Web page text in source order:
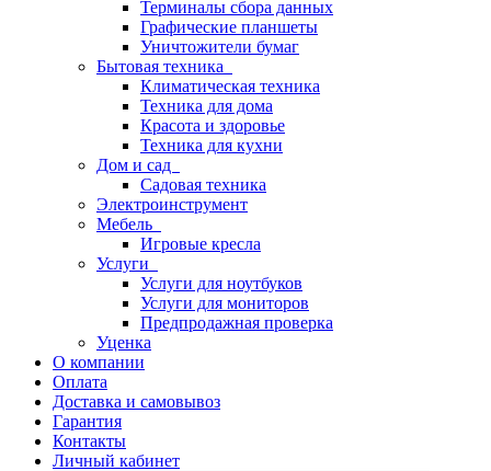
Терминалы сбора данных
Графические планшеты
Уничтожители бумаг
Бытовая техника
Климатическая техника
Техника для дома
Красота и здоровье
Техника для кухни
Дом и сад
Садовая техника
Электроинструмент
Мебель
Игровые кресла
Услуги
Услуги для ноутбуков
Услуги для мониторов
Предпродажная проверка
Уценка
О компании
Оплата
Доставка и самовывоз
Гарантия
Контакты
Личный кабинет